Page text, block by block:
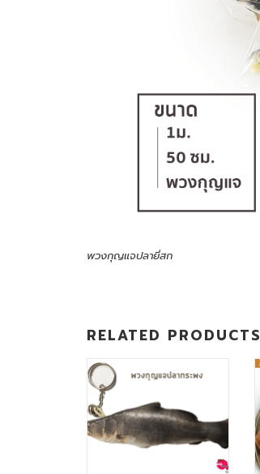
พวงกุญแจปลายี่สก
RELATED PRODUCTS